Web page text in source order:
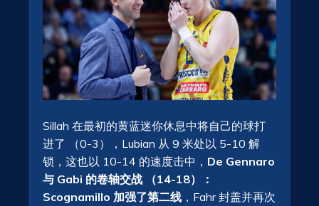
Sillah 在最初的黄蓝迷你休息中将自己的球打
进了 （0-3），Lubian 从 9 米处以 5-10 解
锁，这也以 10-14 的速度击中， De Gennaro
与 Gabi 的卷轴交战 （14-18）：
Scognamillo 加强了第二线 ，Fahr 封盖并再次